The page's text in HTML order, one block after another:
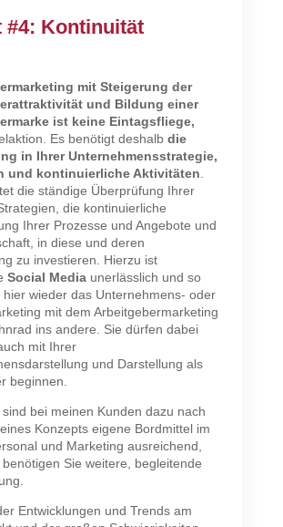
#4: Kontinuität
mit Steigerung der
und Bildung einer
ist keine Eintagsfliege,
Es benötigt deshalb die
in Ihrer Unternehmensstrategie,
und kontinuierliche Aktivitäten
die ständige Überprüfung Ihrer
die kontinuierliche
Ihrer Prozesse und Angebote und
in diese und deren
zu investieren.
Hierzu ist
Social Media unerlässlich und so
hier wieder das Unternehmens- oder
mit dem Arbeitgebermarketing
ins andere. Sie dürfen dabei
mit Ihrer
und Darstellung als
beginnen.
bei meinen Kunden dazu nach
Konzepts eigene Bordmittel im
und Marketing ausreichend,
Sie weitere, begleitende
Entwicklungen und Trends am